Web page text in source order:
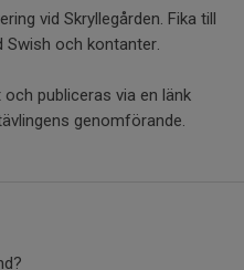
vid Skryllegården. Fika till
Swish och kontanter.
publiceras via en länk
genomförande.